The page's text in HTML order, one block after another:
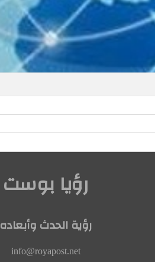
رؤيا بوست
رؤية الحدث وأبعاده
info@royapost.net